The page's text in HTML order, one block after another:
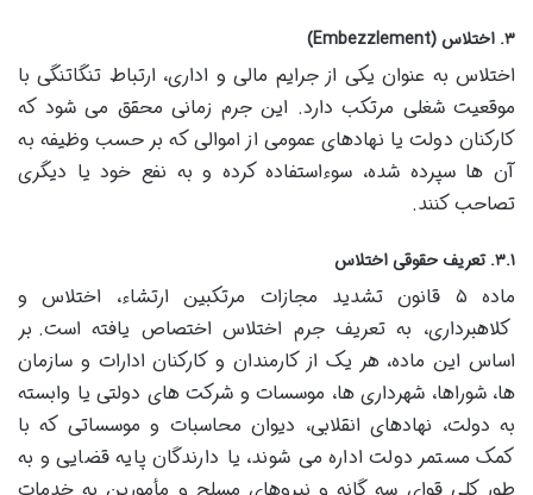
۳. اختلاس (Embezzlement)
اختلاس به عنوان یکی از جرایم مالی و اداری، ارتباط تنگاتنگی با
موقعیت شغلی مرتکب دارد. این جرم زمانی محقق می شود که
کارکنان دولت یا نهادهای عمومی از اموالی که بر حسب وظیفه به
آن ها سپرده شده، سوءاستفاده کرده و به نفع خود یا دیگری
تصاحب کنند.
۳.۱. تعریف حقوقی اختلاس
ماده ۵ قانون تشدید مجازات مرتکبین ارتشاء، اختلاس و
کلاهبرداری، به تعریف جرم اختلاس اختصاص یافته است. بر
اساس این ماده، هر یک از کارمندان و کارکنان ادارات و سازمان
ها، شوراها، شهرداری ها، موسسات و شرکت های دولتی یا وابسته
به دولت، نهادهای انقلابی، دیوان محاسبات و موسساتی که با
کمک مستمر دولت اداره می شوند، یا دارندگان پایه قضایی و به